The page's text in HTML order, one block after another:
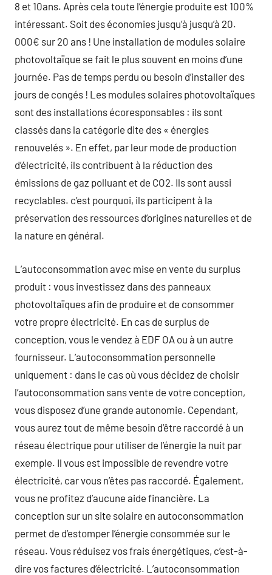
8 et 10ans. Après cela toute l’énergie produite est 100%
intéressant. Soit des économies jusqu’à jusqu’à 20.
000€ sur 20 ans ! Une installation de modules solaire
photovoltaïque se fait le plus souvent en moins d’une
journée. Pas de temps perdu ou besoin d’installer des
jours de congés ! Les modules solaires photovoltaïques
sont des installations écoresponsables : ils sont
classés dans la catégorie dite des « énergies
renouvelés ». En effet, par leur mode de production
d’électricité, ils contribuent à la réduction des
émissions de gaz polluant et de CO2. Ils sont aussi
recyclables. c’est pourquoi, ils participent à la
préservation des ressources d’origines naturelles et de
la nature en général.
L’autoconsommation avec mise en vente du surplus
produit : vous investissez dans des panneaux
photovoltaïques afin de produire et de consommer
votre propre électricité. En cas de surplus de
conception, vous le vendez à EDF OA ou à un autre
fournisseur. L’autoconsommation personnelle
uniquement : dans le cas où vous décidez de choisir
l’autoconsommation sans vente de votre conception,
vous disposez d’une grande autonomie. Cependant,
vous aurez tout de même besoin d’être raccordé à un
réseau électrique pour utiliser de l’énergie la nuit par
exemple. Il vous est impossible de revendre votre
électricité, car vous n’êtes pas raccordé. Également,
vous ne profitez d’aucune aide financière. La
conception sur un site solaire en autoconsommation
permet de d’estomper l’énergie consommée sur le
réseau. Vous réduisez vos frais énergétiques, c’est-à-
dire vos factures d’électricité. L’autoconsommation